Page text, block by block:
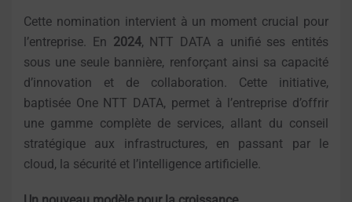
Cette nomination intervient à un moment crucial pour
l’entreprise. En 2024, NTT DATA a unifié ses entités
sous une seule bannière, renforçant ainsi sa capacité
d’innovation et de collaboration. Cette initiative,
baptisée One NTT DATA, permet à l’entreprise d’offrir
une gamme complète de services, allant du conseil
stratégique aux infrastructures, en passant par le
cloud, la sécurité et l’intelligence artificielle.